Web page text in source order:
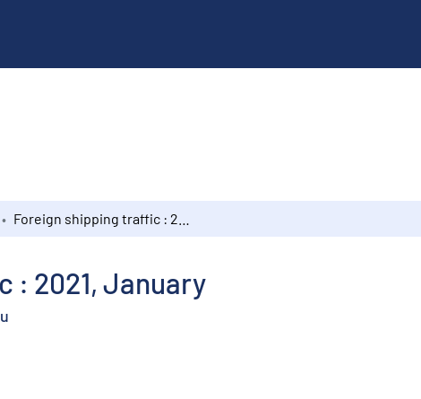
: 2021, January